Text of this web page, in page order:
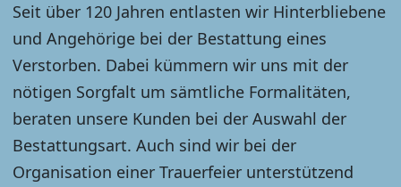
Seit über 120 Jahren entlasten wir Hinterbliebene
und Angehörige bei der Bestattung eines
Verstorben. Dabei kümmern wir uns mit der
nötigen Sorgfalt um sämtliche Formalitäten,
beraten unsere Kunden bei der Auswahl der
Bestattungsart. Auch sind wir bei der
Organisation einer Trauerfeier unterstützend